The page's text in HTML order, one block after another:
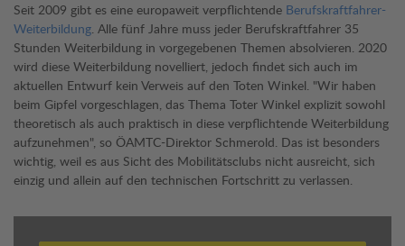
Seit 2009 gibt es eine europaweit verpflichtende Berufskraftfahrer-
Weiterbildung. Alle fünf Jahre muss jeder Berufskraftfahrer 35
Stunden Weiterbildung in vorgegebenen Themen absolvieren. 2020
wird diese Weiterbildung novelliert, jedoch findet sich auch im
aktuellen Entwurf kein Verweis auf den Toten Winkel. "Wir haben
beim Gipfel vorgeschlagen, das Thema Toter Winkel explizit sowohl
theoretisch als auch praktisch in diese verpflichtende Weiterbildung
aufzunehmen", so ÖAMTC-Direktor Schmerold. Das ist besonders
wichtig, weil es aus Sicht des Mobilitätsclubs nicht ausreicht, sich
einzig und allein auf den technischen Fortschritt zu verlassen.